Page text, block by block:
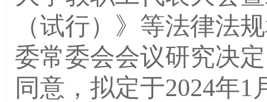
（试行）》 等法律法
委常委会会议研究决
同意，拟定于2024年